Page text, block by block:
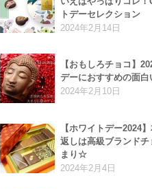
トデーセレクション
2024年2月14日
【おもしろチョコ】
デーにおすすめの面白
2024年2月10日
【ホワイトデー2024
返しは高級ブランド
まり☆
2024年2月4日